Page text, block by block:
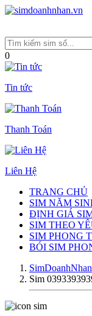
0
Tin tức
Thanh Toán
Liên Hệ
TRANG CHỦ
SIM NĂM
ĐỊNH GIÁ
SIM THEO
SIM PHONG
BÓI SIM
SimDoanhNhan
Sim